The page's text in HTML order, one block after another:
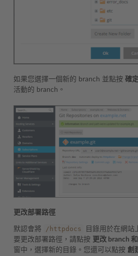
如果您選擇一個新的 branch 並點按 確
活動的 branch。
更改部署路徑
默認會將 /httpdocs
目錄用於在網站
要更改部署路徑，請點按 更改 branch
窗中，選擇新的目錄。您還可以點按 創